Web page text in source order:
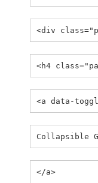
<div
<h4
<a data-
Collapsible
</a>